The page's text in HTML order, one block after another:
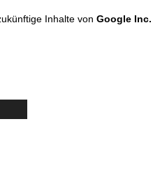
Inhalte von Google Inc.